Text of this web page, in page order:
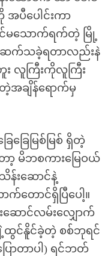
ပီပေါင်းကာ
မသောက်ရက်တဲ့ မြို့
က်သခဲ့ရတာလည်းနဲ
လူကြီးကိုလူကြီး
ချိန်ရောက်မှ
ေမြစ်မြစ် ရှိတဲ့
မိဘစကားမြေဝယ်
န်းဆောင်နဲ့
တောင်ရှိပြီပေါ့။
ဆောင်လမ်းလျှောက်
ျဲ့ထွင်နိူင်ခဲ့တဲ့ စစ်ဘုရင်
ောတာပါ) ရင်ဘတ်